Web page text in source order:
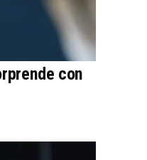
con